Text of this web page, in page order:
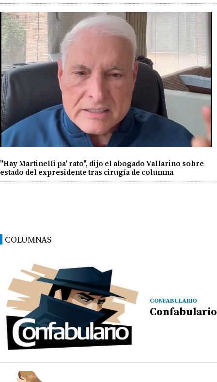
"Hay Martinelli pa' rato", dijo el abogado Vallarino sobre
estado del expresidente tras cirugía de columna
COLUMNAS
CONFABULARIO
Confabulario